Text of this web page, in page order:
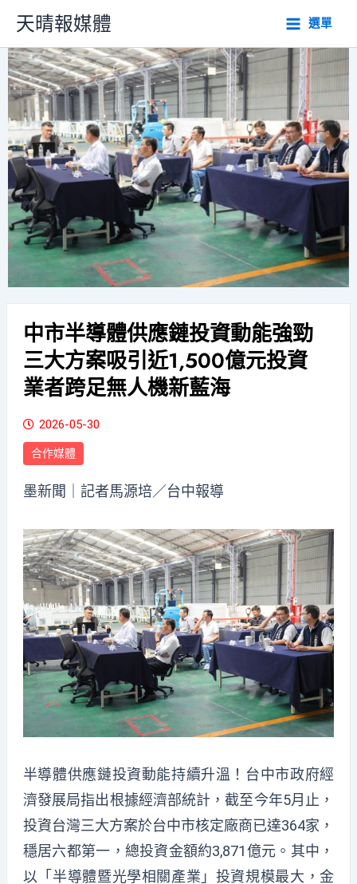
主
要
內
天晴報媒體 選單
中市半導體供應鏈投資動能強勁
三大方案吸引近1,500億元投資
業者跨足無人機新藍海
2026-05-30
合作媒體
墨新聞 ｜記者馬源培／台中報導
半導體供應鏈投資動能持續升溫！台中市政府經
濟發展局指出根據經濟部統計，截至今年5月止，
投資台灣三大方案於台中市核定廠商已達364家，
穩居六都第一，總投資金額約3,871億元。其中，
以「半導體暨光學相關產業」投資規模最大，金